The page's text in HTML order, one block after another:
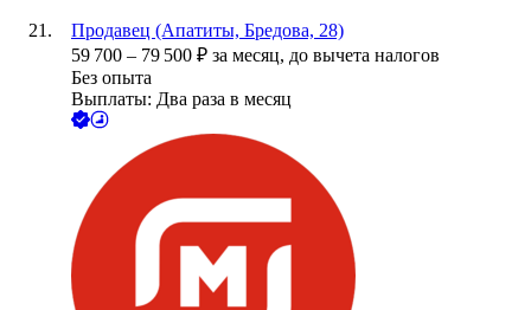
Продавец (Апатиты, Бредова, 28)
59 700 – 79 500 ₽ за месяц, до вычета налогов
Без опыта
Выплаты: Два раза в месяц